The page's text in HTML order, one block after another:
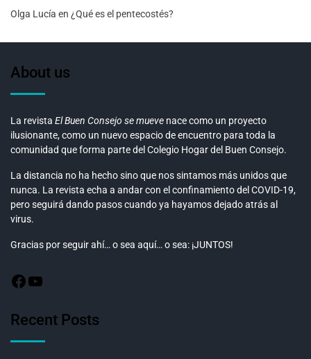
Olga Lucía en ¿Qué es el pentecostés?
About us
La revista El Buen Consejo se mueve nace como un proyecto
ilusionante, como un nuevo espacio de encuentro para toda la
comunidad que forma parte del Colegio Hogar del Buen Consejo.
La distancia no ha hecho sino que nos sintamos más unidos que
nunca. La revista echa a andar con el confinamiento del COVID-19,
pero seguirá dando pasos cuando ya hayamos dejado atrás al
virus.
Gracias por seguir ahí… o sea aquí… o sea: ¡JUNTOS!
Recent Posts